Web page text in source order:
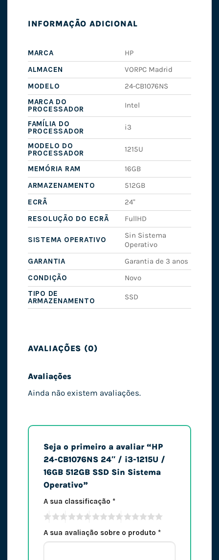
INFORMAÇÃO ADICIONAL
MARCA
HP
ALMACEN
VORPC Madrid
MODELO
24-CB1076NS
MARCA DO
PROCESSADOR
Intel
FAMÍLIA DO
PROCESSADOR
i3
MODELO DO
PROCESSADOR
1215U
MEMÓRIA RAM
16GB
ARMAZENAMENTO
512GB
ECRÃ
24"
RESOLUÇÃO DO ECRÃ
FullHD
SISTEMA OPERATIVO
Sin Sistema
Operativo
GARANTIA
Garantia de 3 anos
CONDIÇÃO
Novo
TIPO DE
ARMAZENAMENTO
SSD
AVALIAÇÕES (0)
Avaliações
Ainda não existem avaliações.
Seja o primeiro a avaliar “HP
24-CB1076NS 24″ / i3-1215U /
16GB 512GB SSD Sin Sistema
Operativo”
A sua classificação *
A sua avaliação sobre o produto *